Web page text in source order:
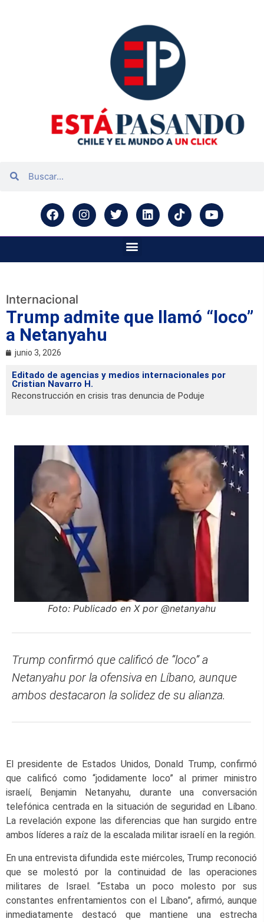
Internacional
Trump admite que llamó “loco”
a Netanyahu
junio 3, 2026
Editado de agencias y medios internacionales por
Cristian Navarro H.
Reconstrucción en crisis tras denuncia de Poduje
Foto: Publicado en X por @netanyahu
Trump confirmó que calificó de “loco” a
Netanyahu por la ofensiva en Líbano, aunque
ambos destacaron la solidez de su alianza.
El presidente de Estados Unidos, Donald Trump, confirmó
que calificó como “jodidamente loco” al primer ministro
israelí, Benjamin Netanyahu, durante una conversación
telefónica centrada en la situación de seguridad en Líbano.
La revelación expone las diferencias que han surgido entre
ambos líderes a raíz de la escalada militar israelí en la región.
En una entrevista difundida este miércoles, Trump reconoció
que se molestó por la continuidad de las operaciones
militares de Israel. “Estaba un poco molesto por sus
constantes enfrentamientos con el Líbano”, afirmó, aunque
inmediatamente destacó que mantiene una estrecha